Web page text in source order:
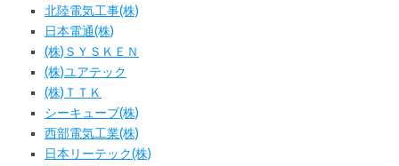
北陸電気工事(株)
日本電通(株)
(株)ＳＹＳＫＥＮ
(株)ユアテック
(株)ＴＴＫ
シーキューブ(株)
西部電気工業(株)
日本リーテック(株)